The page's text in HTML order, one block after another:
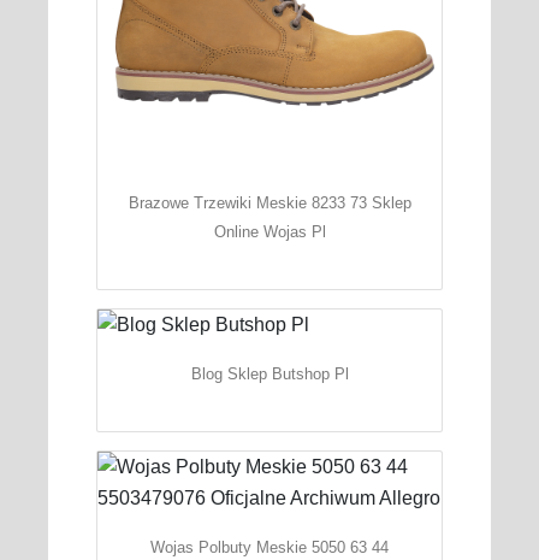
Brazowe Trzewiki Meskie 8233 73 Sklep
Online Wojas Pl
Blog Sklep Butshop Pl
Wojas Polbuty Meskie 5050 63 44